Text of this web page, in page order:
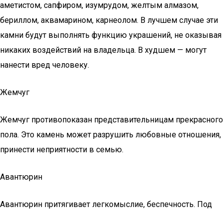
аметистом, сапфиром, изумрудом, желтым алмазом,
бериллом, аквамарином, карнеолом. В лучшем случае эти
камни будут выполнять функцию украшений, не оказывая
никаких воздействий на владельца. В худшем — могут
нанести вред человеку.
Жемчуг
Жемчуг противопоказан представительницам прекрасного
пола. Это камень может разрушить любовные отношения,
принести неприятности в семью.
Авантюрин
Авантюрин притягивает легкомыслие, беспечность. Под